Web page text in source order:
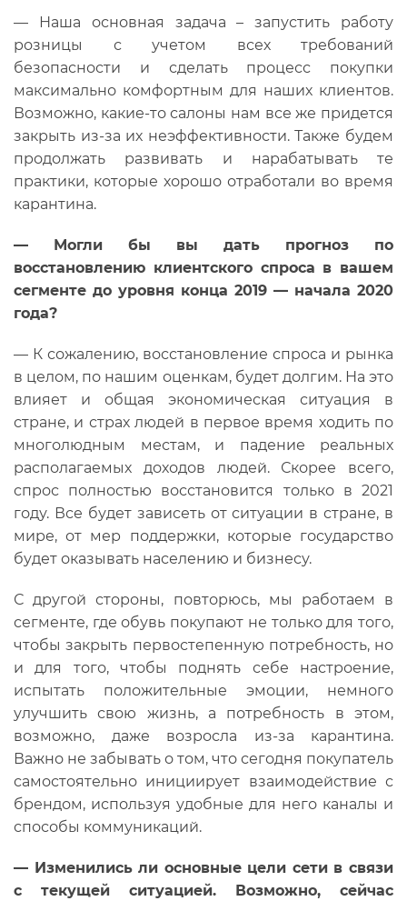
— Наша основная задача – запустить работу
розницы с учетом всех требований
безопасности и сделать процесс покупки
максимально комфортным для наших клиентов.
Возможно, какие-то салоны нам все же придется
закрыть из-за их неэффективности. Также будем
продолжать развивать и нарабатывать те
практики, которые хорошо отработали во время
карантина.
—
Могли бы вы дать прогноз по
восстановлению клиентского спроса в вашем
сегменте до уровня конца 2019 — начала 2020
года?
— К сожалению, восстановление спроса и рынка
в целом, по нашим оценкам, будет долгим. На это
влияет и общая экономическая ситуация в
стране, и страх людей в первое время ходить по
многолюдным местам, и падение реальных
располагаемых доходов людей. Скорее всего,
спрос полностью восстановится только в 2021
году. Все будет зависеть от ситуации в стране, в
мире, от мер поддержки, которые государство
будет оказывать населению и бизнесу.
С другой стороны, повторюсь, мы работаем в
сегменте, где обувь покупают не только для того,
чтобы закрыть первостепенную потребность, но
и для того, чтобы поднять себе настроение,
испытать положительные эмоции, немного
улучшить свою жизнь, а потребность в этом,
возможно, даже возросла из-за карантина.
Важно не забывать о том, что сегодня покупатель
самостоятельно инициирует взаимодействие с
брендом, используя удобные для него каналы и
способы коммуникаций.
— Изменились ли основные цели сети в связи
с текущей ситуацией. Возможно, сейчас